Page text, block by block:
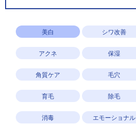
美白 シワ改善
アクネ 保湿
角質ケア 毛穴
育毛 除毛
消毒 エモーショナル